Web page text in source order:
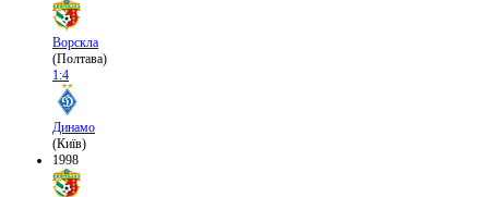
Ворскла
(Полтава)
1:4
Динамо
(Київ)
1998